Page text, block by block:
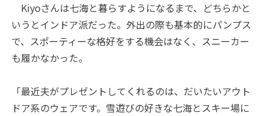
Kiyoさんは七海と暮らすようになるまで、どちらかと
いうとインドア派だった。外出の際も基本的にパンプス
で、スポーティーな格好をする機会はなく、スニーカー
も履かなかった。
「最近夫がプレゼントしてくれるのは、だいたいアウト
ドア系のウェアです。雪遊びの好きな七海とスキー場に